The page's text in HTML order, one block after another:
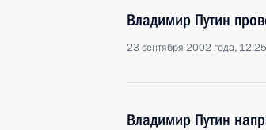
Владимир Путин
23 сентября 2002 года, 12:25
Владимир Путин